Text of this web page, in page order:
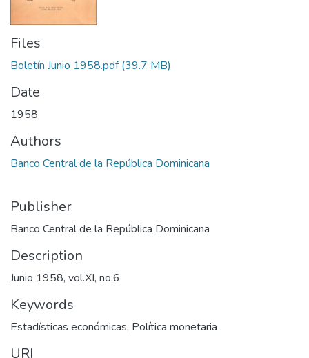
Files
Boletín Junio 1958.pdf(39.7 MB)
Date
1958
Authors
Banco Central de la República Dominicana
Publisher
Banco Central de la República Dominicana
Description
Junio 1958, vol.XI, no.6
Keywords
Estadísticas económicas, Política monetaria
URI